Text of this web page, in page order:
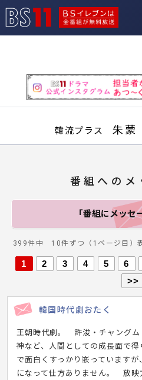
BSイレブンは全番組
韓流プラス 朱蒙
番組へのメ
「番組にメッセ
399件中 10件ずつ（1ページ目）
1 2 3 4 5 6
>>
韓国時代劇おたく
王朝時代劇。 許浚・チャングム
神など、人間としての成長面で
で面白くすっかり嵌っています
になって仕方ありません。 放映